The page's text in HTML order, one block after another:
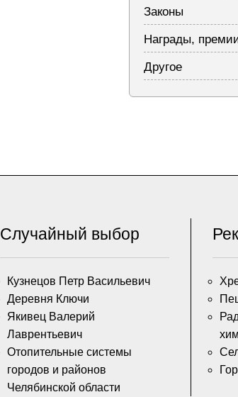
Законы
Награды,
Другое
Случайный выбор
Кузнецов Петр Васильевич
Деревня Ключи
Якивец Валерий
Лаврентьевич
Отопительные системы
городов и районов
Челябинской области